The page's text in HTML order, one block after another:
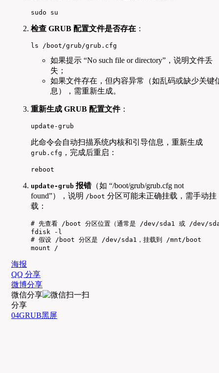
sudo su
检查 GRUB 配置文件是否存在 ：
ls /boot/grub/grub.cfg
如果提示 “No such file or directory”，说明文件丢
失；
如果文件存在，但内容异常（如乱码或缺少关键
息），需重新生成。
重新生成 GRUB 配置文件：
update-grub
此命令会自动扫描系统内核和引导信息，重新生成
grub.cfg ，完成后重启：
reboot
update-grub 报错（如 “/boot/grub/grub.cfg not
found”），说明 /boot 分区可能未正确挂载，需手动挂
载：
# 先查看 /boot 分区位置（通常是 /dev/sda1 或 /dev/
fdisk -l
# 假设 /boot 分区是 /dev/sda1，挂载到 /mnt/boot
mount /
海报
QQ 分享
微博分享
微信分享
分享
04GRUB黑屏